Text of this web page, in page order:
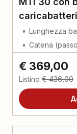
Lunghezza
Catena
€ 369,00
Listino € 436,00